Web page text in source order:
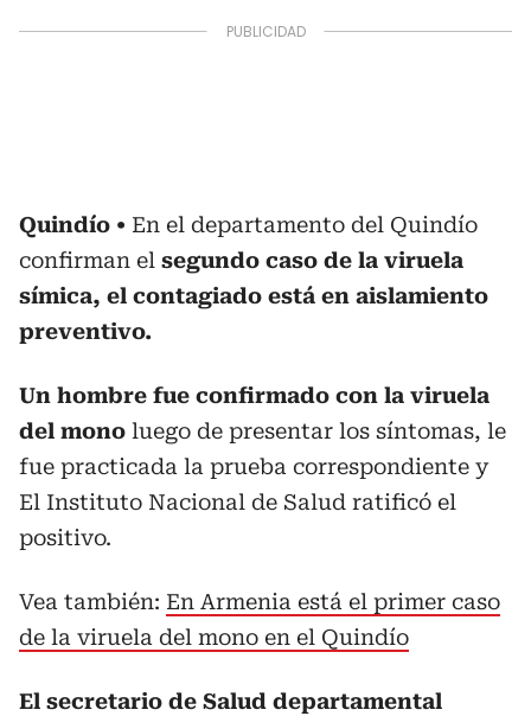
Quindío
En el departamento del Quindío
confirman el segundo caso de la viruela
símica, el contagiado está en aislamiento
preventivo.
Un hombre fue confirmado con la viruela
del mono luego de presentar los síntomas, le
fue practicada la prueba correspondiente y
El Instituto Nacional de Salud ratificó el
positivo.
Vea también: En Armenia está el primer caso
de la viruela del mono en el Quindío
El secretario de Salud departamental